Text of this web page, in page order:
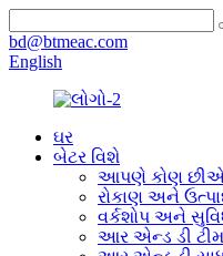
bd@btmeac.com
English
ઘર
બેટર વિશે
આપણે કોણ
રોકાણ અને
વર્કશોપ અને
આર એન્ડ ડી ટીમ